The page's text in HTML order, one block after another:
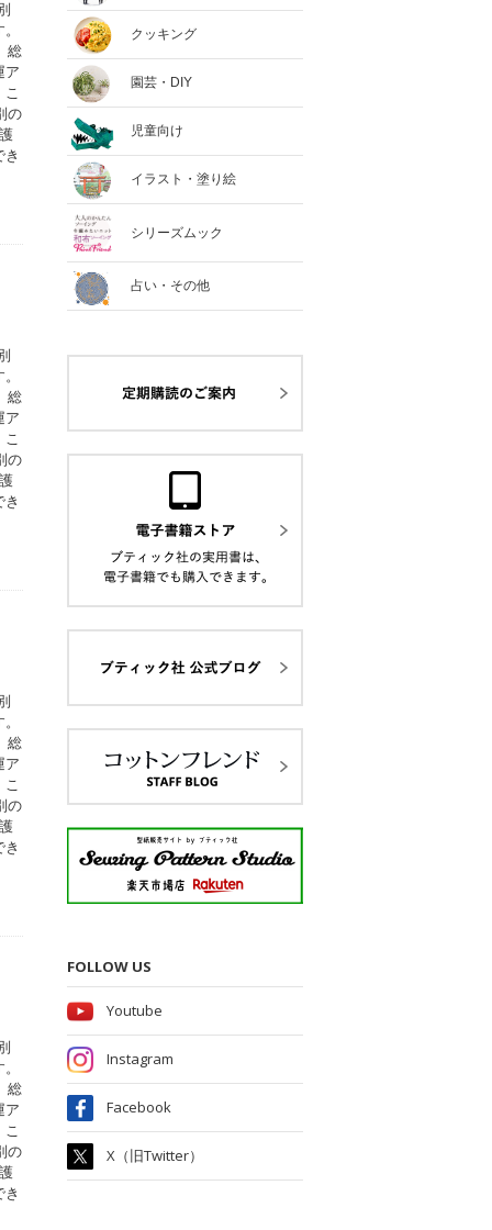
総
ア
の
総
ア
の
総
ア
の
総
ア
の
クッキング
園芸・DIY
児童向け
イラスト・塗り絵
シリーズムック
占い・その他
FOLLOW US
Youtube
Instagram
Facebook
X（旧Twitter）